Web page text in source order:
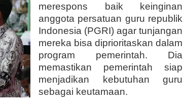
merespons baik keinginan
anggota persatuan guru republik
Indonesia (PGRI) agar tunjangan
mereka bisa diprioritaskan dalam
program pemerintah. Dia
memastikan pemerintah siap
menjadikan kebutuhan guru
sebagai keutamaan.